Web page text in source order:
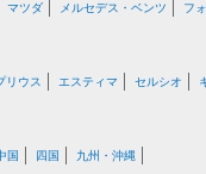
マツダ メルセデス・ベンツ フ
リウス エスティマ セルシオ
国 四国 九州・沖縄